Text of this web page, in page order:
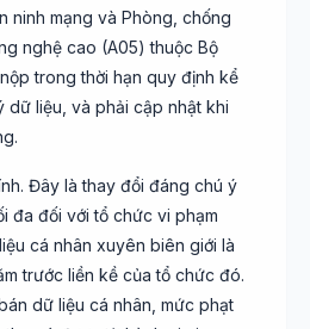
ninh mạng và Phòng, chống
nghệ cao (A05) thuộc Bộ
trong thời hạn quy định kể
liệu, và phải cập nhật khi
Đây là thay đổi đáng chú ý
đa đối với tổ chức vi phạm
cá nhân xuyên biên giới là
trước liền kề của tổ chức đó.
dữ liệu cá nhân, mức phạt